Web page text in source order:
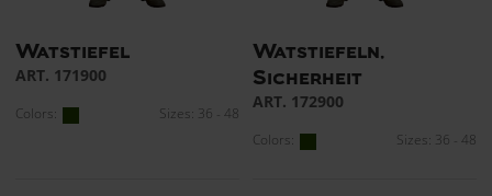
Watstiefel
ART. 171900
Colors: Sizes: 36 - 48
Watstiefeln,
Sicherheit
ART. 172900
Colors: Sizes: 36 - 48